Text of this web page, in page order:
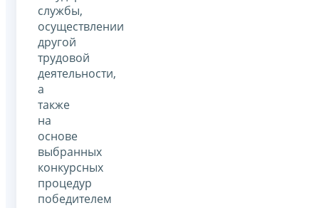
службы,
осуществлении
другой
трудовой
деятельности,
а
также
на
основе
выбранных
конкурсных
процедур
победителем